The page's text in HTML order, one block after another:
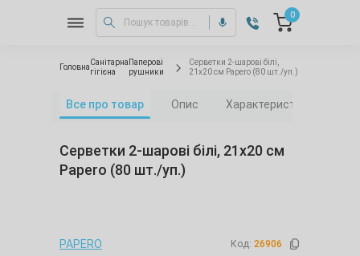
0
Головна
Санітарна
гігієна
Паперові
рушники
Серветки 2-шарові білі,
21х20 см Papero (80 шт./уп.)
Все про товар Опис Характеристики
Серветки 2-шарові білі, 21х20 см
Papero (80 шт./уп.)
PAPERO Код: 26906